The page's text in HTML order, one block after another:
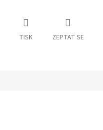
TISK ZEPTAT SE